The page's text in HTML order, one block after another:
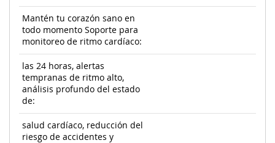
Mantén tu corazón sano en
todo momento Soporte para
monitoreo de ritmo cardíaco:
las 24 horas, alertas
tempranas de ritmo alto,
análisis profundo del estado
de:
salud cardíaco, reducción del
riesgo de accidentes y